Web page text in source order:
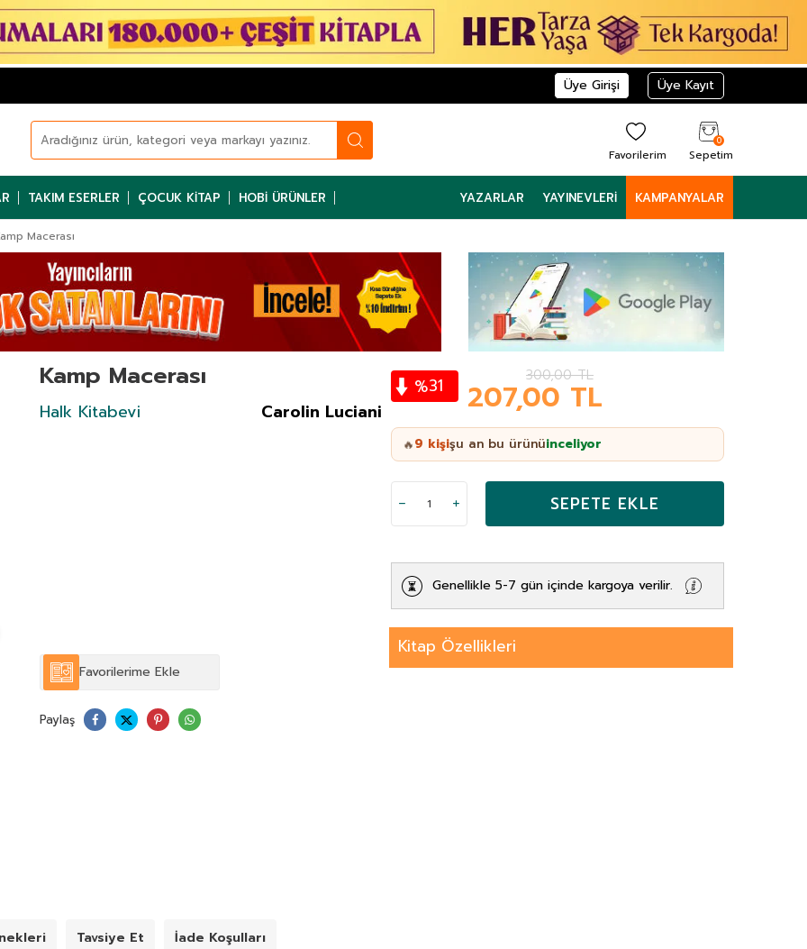
Üye Girişi Üye Kayıt
Favorilerim
0
Sepetim
TAKIM ESERLER ÇOCUK KITAP HOBI ÜRÜNLER YAZARLAR YAYINEVLERI KAMPANYALAR
Macerası
Kamp Macerası
Halk Kitabevi Carolin Luciani
%31 300,00TL
207,00 TL
🔥9 kişişu an bu ürünüinceliyor
SEPETE EKLE
Genellikle 5-7 gün içinde kargoya verilir.
Kitap Özellikleri
Favorilerime Ekle
Paylaş
Tavsiye Et İade Koşulları